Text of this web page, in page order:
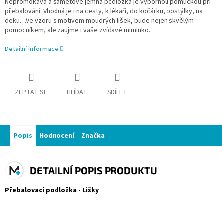
Nepromokavá a sametově jemná podložka je výbornou pomůckou při
přebalování. Vhodná je i na cesty, k lékaři, do kočárku, postýlky, na
deku…Ve vzoru s motivem moudrých lišek, bude nejen skvělým
pomocníkem, ale zaujme i vaše zvídavé miminko.
Detailní informace
ZEPTAT SE HLÍDAT SDÍLET
Popis Hodnocení Značka
DETAILNÍ POPIS PRODUKTU
Přebalovací podložka - Lišky